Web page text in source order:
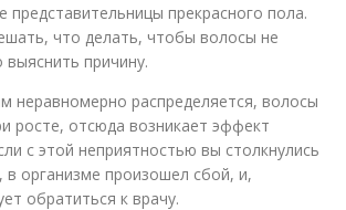
представительницы прекрасного пола.
что делать, чтобы волосы не
причину.
неравномерно распределяется, волосы
росте, отсюда возникает эффект
с этой неприятностью вы столкнулись
в организме произошел сбой, и,
обратиться к врачу.